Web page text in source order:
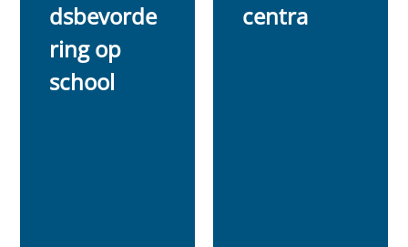
dsbevorde
ring op
school
centra